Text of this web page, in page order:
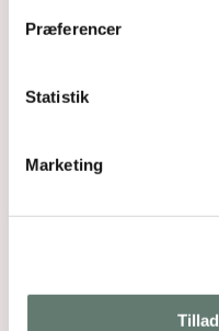
Præferencer
Statistik
Marketing